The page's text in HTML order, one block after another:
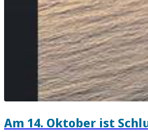
Am 14. Oktober ist